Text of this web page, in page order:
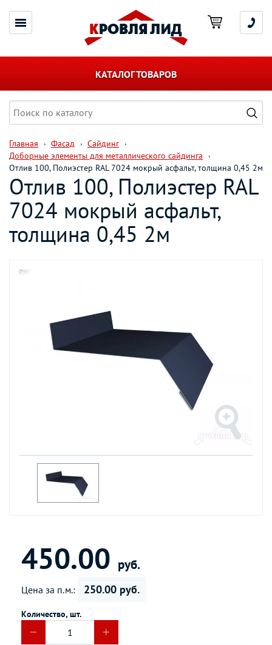
КАТАЛОГ ТОВАРОВ
Главная Фасад
Сайдинг
Доборные элементы для металлического сайдинга
Отлив 100, Полиэстер RAL 7024 мокрый асфальт, толщина 0,45 2м
Отлив 100, Полиэстер RAL
7024 мокрый асфальт,
толщина 0,45 2м
450.00 руб.
Цена за п.м.: 250.00 руб.
Количество, шт.